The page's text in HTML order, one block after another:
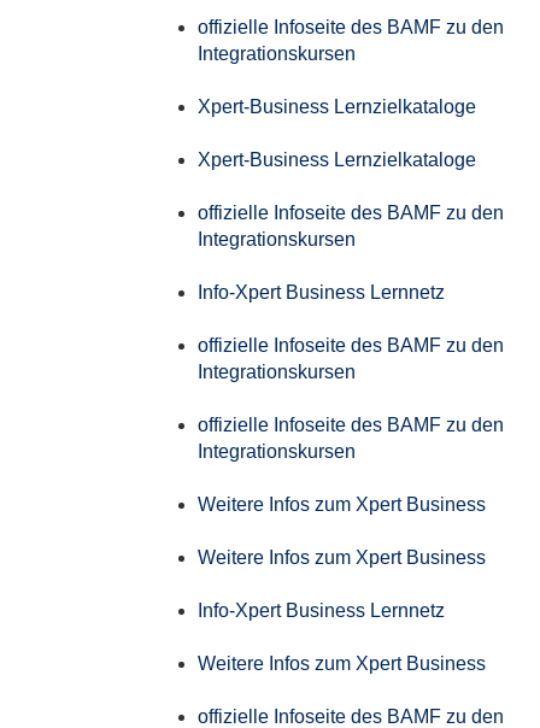
offizielle Infoseite des BAMF zu den
Integrationskursen
Xpert-Business Lernzielkataloge
Xpert-Business Lernzielkataloge
offizielle Infoseite des BAMF zu den
Integrationskursen
Info-Xpert Business Lernnetz
offizielle Infoseite des BAMF zu den
Integrationskursen
offizielle Infoseite des BAMF zu den
Integrationskursen
Weitere Infos zum Xpert Business
Weitere Infos zum Xpert Business
Info-Xpert Business Lernnetz
Weitere Infos zum Xpert Business
offizielle Infoseite des BAMF zu den